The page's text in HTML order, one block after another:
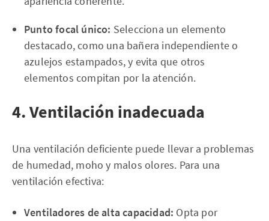
Punto focal único: Selecciona un elemento
destacado, como una bañera independiente o
azulejos estampados, y evita que otros
elementos compitan por la atención.
4. Ventilación inadecuada
Una ventilación deficiente puede llevar a problemas
de humedad, moho y malos olores. Para una
ventilación efectiva:
Ventiladores de alta capacidad: Opta por